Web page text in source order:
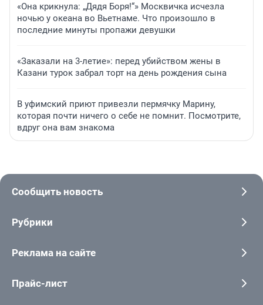
«Она крикнула: „Дядя Боря!“» Москвичка исчезла
ночью у океана во Вьетнаме. Что произошло в
последние минуты пропажи девушки
«Заказали на 3-летие»: перед убийством жены в
Казани турок забрал торт на день рождения сына
В уфимский приют привезли пермячку Марину,
которая почти ничего о себе не помнит. Посмотрите,
вдруг она вам знакома
Сообщить новость
Рубрики
Реклама на сайте
Прайс-лист